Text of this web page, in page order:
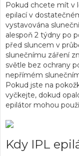
Pokud chcete mít v
epilací v
vystavována
alespoň 2 týdny po
před sluncem v
slunečnímu záření
světle bez ochrany
nepřímém
Pokud jste na
vyčkejte, dokud
epilátor mohou
Kdy IPL